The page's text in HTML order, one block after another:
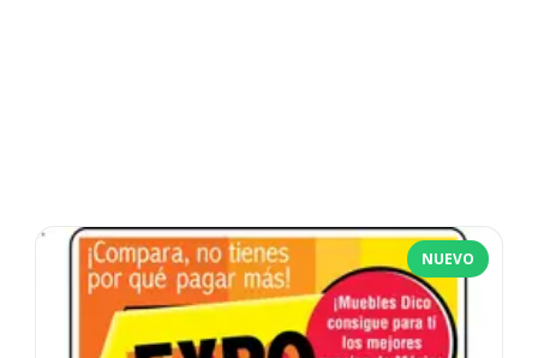
NUEVO